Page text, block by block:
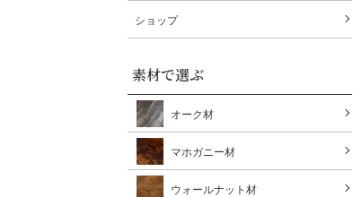
ショップ
素材で選ぶ
オーク材
マホガニー材
ウォールナット材